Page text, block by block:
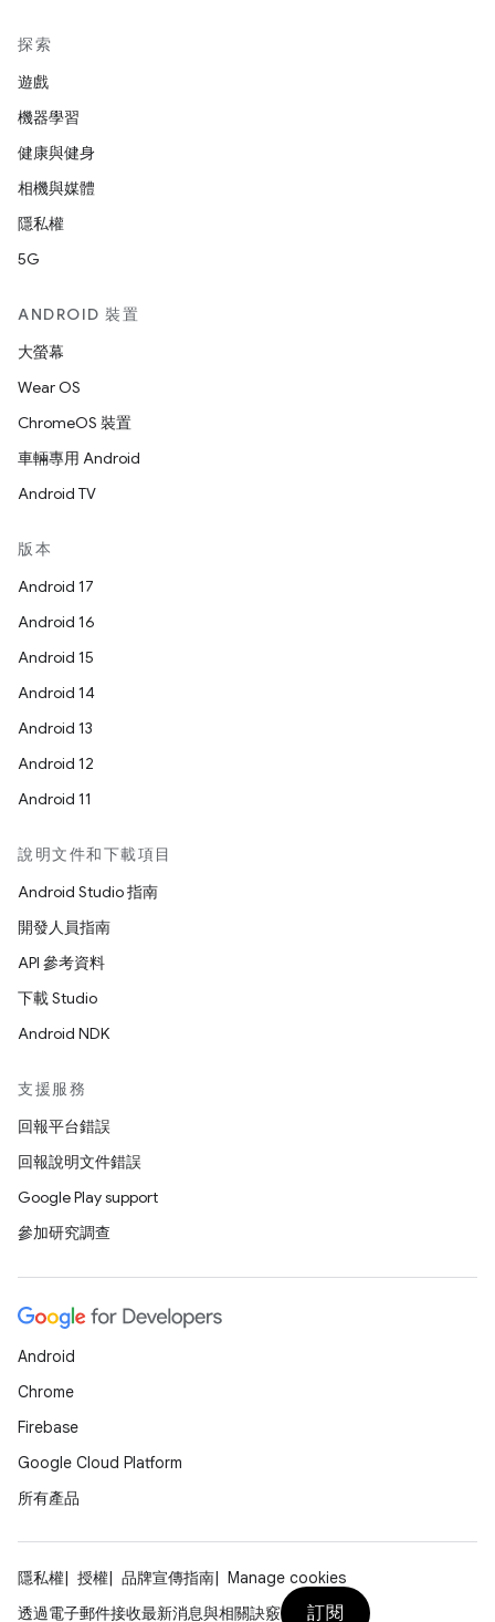
探索
遊戲
機器學習
健康與健身
相機與媒體
隱私權
5G
ANDROID 裝置
大螢幕
Wear OS
ChromeOS 裝置
車輛專用 Android
Android TV
版本
Android 17
Android 16
Android 15
Android 14
Android 13
Android 12
Android 11
說明文件和下載項目
Android Studio 指南
開發人員指南
API 參考資料
下載 Studio
Android NDK
支援服務
回報平台錯誤
回報說明文件錯誤
Google Play support
參加研究調查
Android
Chrome
Firebase
Google Cloud Platform
所有產品
隱私權 授權 品牌宣傳指南
Manage cookies
透過電子郵件接收最新消息與相關訣竅
訂閱